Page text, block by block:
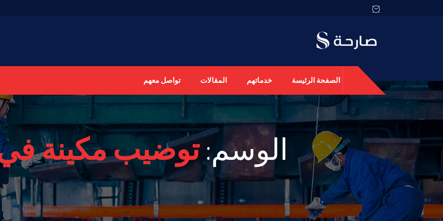
الصفحة الرئيسة خدماتهم المقالات تواصل معهم
الوسم:توضيب مكينة